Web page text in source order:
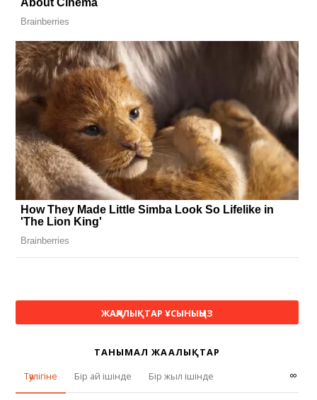
ЖАҢАЛЫҚТАР ҰСЫНЫҢЫЗ
ТАНЫМАЛ ЖАҢАЛЫҚТАР
Тәулігіне
Бір ай ішінде Бір жыл ішінде ∞